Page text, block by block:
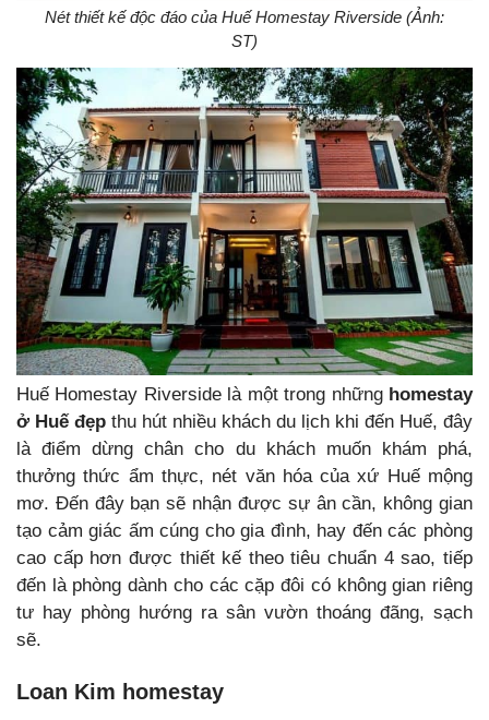
Nét thiết kế độc đáo của Huế Homestay Riverside (Ảnh:
ST)
Huế Homestay Riverside là một trong những homestay
ở Huế đẹp thu hút nhiều khách du lịch khi đến Huế, đây
là điểm dừng chân cho du khách muốn khám phá,
thưởng thức ẩm thực, nét văn hóa của xứ Huế mộng
mơ. Đến đây bạn sẽ nhận được sự ân cần, không gian
tạo cảm giác ấm cúng cho gia đình, hay đến các phòng
cao cấp hơn được thiết kế theo tiêu chuẩn 4 sao, tiếp
đến là phòng dành cho các cặp đôi có không gian riêng
tư hay phòng hướng ra sân vườn thoáng đãng, sạch
sẽ.
Loan Kim homestay